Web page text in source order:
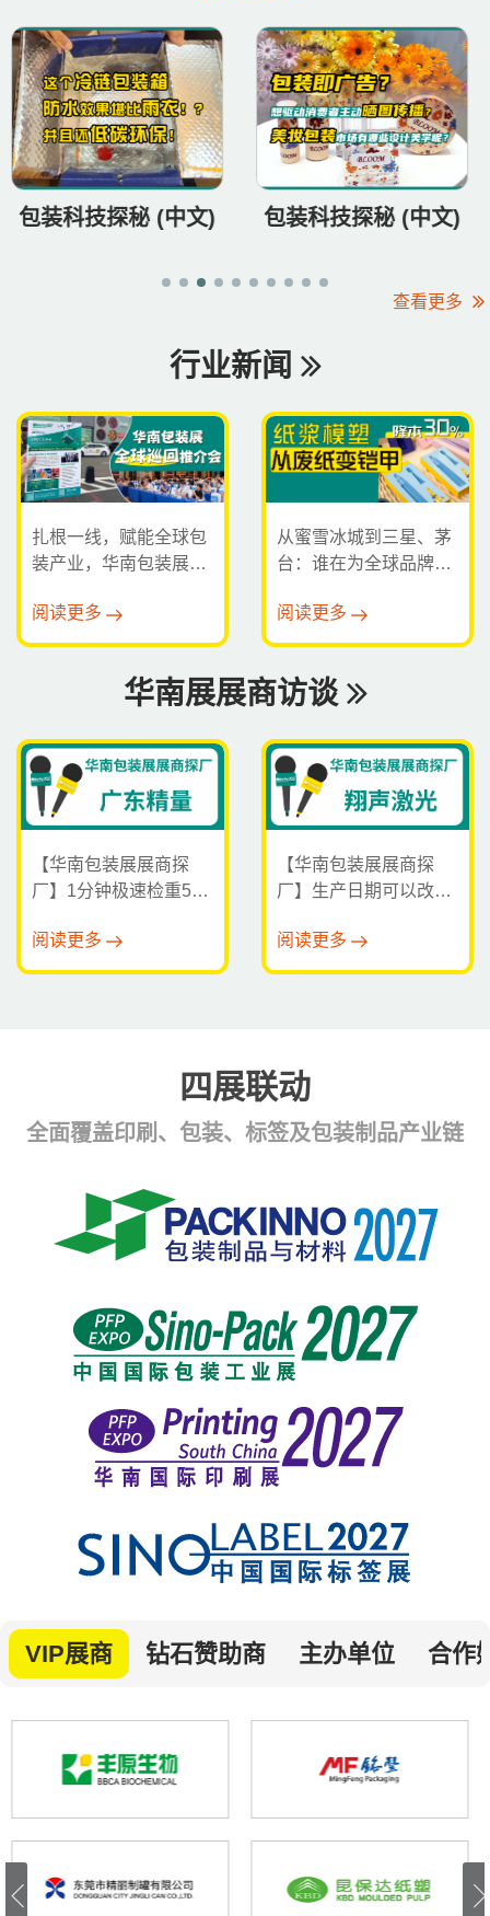
包装科技探秘 (中文)
包装科技探秘 (中文)
查看更多
行业新闻
扎根一线，赋能全球包
装产业，华南包装展全
阅读更多
从蜜雪冰城到三星、茅
台：谁在为全球品牌定
阅读更多
华南展展商访谈
【华南包装展展商探
厂】1分钟极速检重500
形！带您探秘广东精量
“火眼金睛”！
阅读更多
【华南包装展展商探
厂】生产日期可以改
阅读更多
四展联动
全面覆盖印刷、包装、标签及包装制品产业链
VIP展商 钻石赞助商 主办单位 合作